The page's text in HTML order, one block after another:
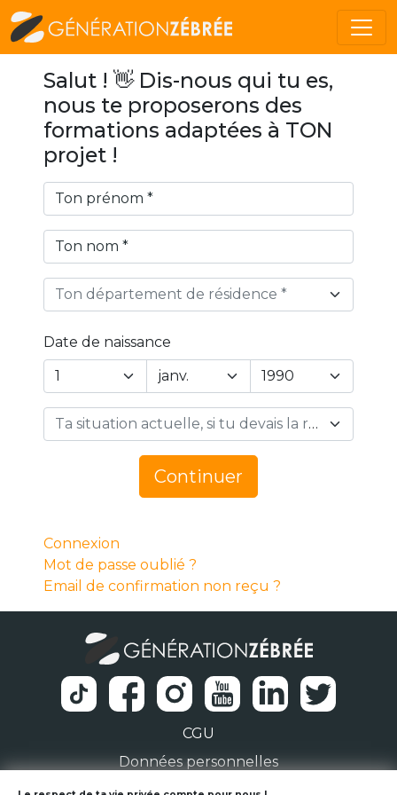
Salut ! 👋 Dis-nous qui tu es,
nous te proposerons des
formations adaptées à TON
projet !
Ton département de résidence *
Date de naissance
Year
Day
Ta situation actuelle, si tu devais la résumer en 1 mot… *
Continuer
Connexion
Mot de passe oublié ?
Email de confirmation non reçu ?
CGU
Données personnelles